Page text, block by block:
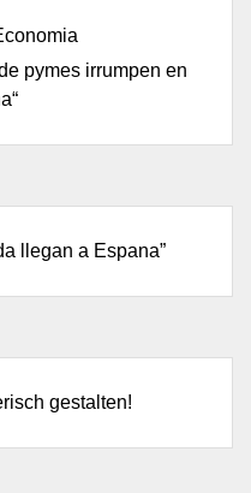
pymes irrumpen en
llegan a Espana”
gestalten!